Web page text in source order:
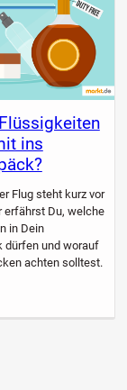
ins
Flug steht kurz vor
erfährst Du, welche
in Dein
dürfen und worauf
achten solltest.